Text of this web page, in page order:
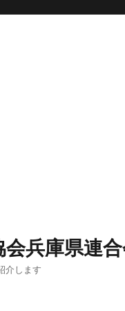
会兵庫県連
介します